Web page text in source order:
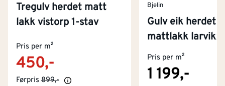
Tregulv herdet matt
lakk vistorp 1-stav
Pris per m²
450,-
Førpris 899,-
Bjelin
Gulv eik herdet
mattlakk
Pris per m²
1 199,-
Kjøpsbetingelser
Tjenester
Om Montér
Byggevarehus og åpningstider